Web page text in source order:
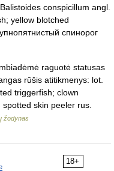
conspicillum angl.
yellow blotched
спинорог
raguotė statusas
rūšis atitikmenys: lot.
triggerfish; clown
skin peeler rus.
žodynas
18+